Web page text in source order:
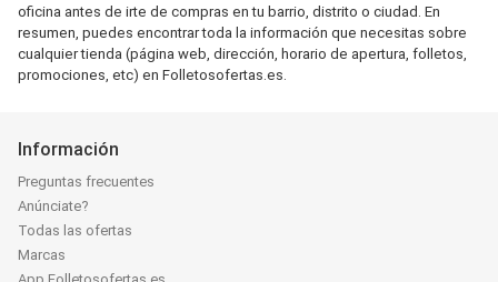
oficina antes de irte de compras en tu barrio, distrito o ciudad. En
resumen, puedes encontrar toda la información que necesitas sobre
cualquier tienda (página web, dirección, horario de apertura, folletos,
promociones, etc) en Folletosofertas.es.
Información
Preguntas frecuentes
Anúnciate?
Todas las ofertas
Marcas